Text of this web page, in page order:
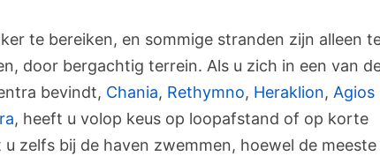
te bereiken, en sommige stranden zijn alleen
door bergachtig terrein. Als u zich in een van
bevindt, Chania, Rethymno, Heraklion, Agios
, heeft u volop keus op loopafstand of op korte
zelfs bij de haven zwemmen, hoewel de meeste